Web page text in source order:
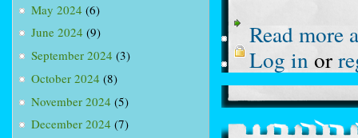
May 2024 (6)
June 2024 (9)
September 2024 (3)
October 2024 (8)
November 2024 (5)
December 2024 (7)
Read more
Log inor